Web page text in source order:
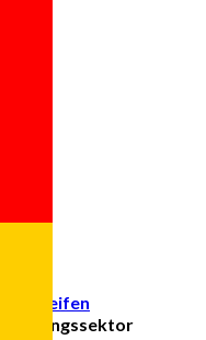
Zugreifen
Bildungssektor